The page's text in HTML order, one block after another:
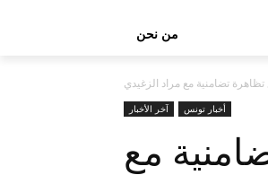
من نحن
تظاهرة تضامنية مع مراد الزغيدي
آخر الأخبار أخبار تونس
مع